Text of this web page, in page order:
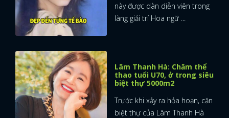
này được dàn diễn viên trong
làng giải trí Hoa ngữ ...
Lâm Thanh Hà: Chăm thể
thao tuổi U70, ở trong siêu
biệt thự 5000m2
Trước khi xảy ra hỏa hoạn, căn
biệt thự của Lâm Thanh Hà